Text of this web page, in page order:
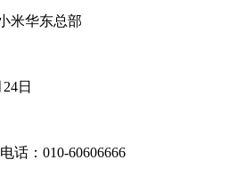
米华东总部
日
话：010-60606666